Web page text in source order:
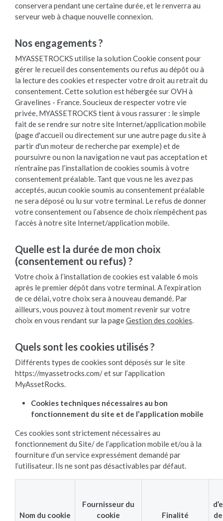
conservera pendant une certaine durée, et le renverra au
serveur web à chaque nouvelle connexion.
Nos engagements ?
MYASSETROCKS utilise la solution Cookie consent pour
gérer le recueil des consentements ou refus au dépôt ou à
la lecture des cookies et respecter votre droit au retrait du
consentement. Cette solution est hébergée sur OVH à
Gravelines - France. Soucieux de respecter votre vie
privée, MYASSETROCKS tient à vous rassurer : le simple
fait de se rendre sur notre site Internet/application mobile
(page d'accueil ou directement sur une autre page du site à
partir d'un moteur de recherche par exemple) et de
poursuivre ou non la navigation ne vaut pas acceptation et
n’entraîne pas l’installation de cookies soumis à votre
consentement préalable. Tant que vous ne les avez pas
acceptés, aucun cookie soumis au consentement préalable
ne sera déposé ou lu sur votre terminal. Le refus de donner
votre consentement ou l’absence de choix n’empêchent pas
l’accès à notre site Internet/application mobile.
Quelle est la durée de mon choix
(consentement ou refus) ?
Votre choix à l’installation de cookies est valable 6 mois
après le premier dépôt dans votre terminal. A l’expiration
de ce délai, votre choix sera à nouveau demandé. Par
ailleurs, vous pouvez à tout moment revenir sur votre
choix en vous rendant sur la pageGestion des cookies.
Quels sont les cookies utilisés ?
Différents types de cookies sont déposés sur le site
https://myassetrocks.com/ et sur l’application
MyAssetRocks.
Cookies techniques nécessaires au bon
fonctionnement du site et de l’application mobile
Ces cookies sont strictement nécessaires au
fonctionnement du Site/ de l’application mobile et/ou à la
fourniture d’un service expressément demandé par
l’utilisateur. Ils ne sont pas désactivables par défaut.
Nom du cookie
Fournisseur du
cookie
Finalité